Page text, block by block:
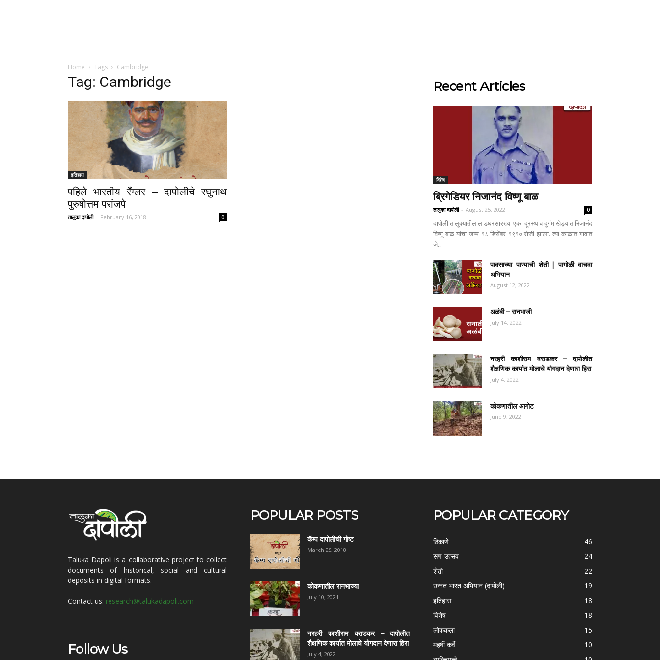
Home Tags Cambridge
Tag: Cambridge
इतिहास
पहिले भारतीय रँग्लर – दापोलीचे रघुनाथ
पुरुषोत्तम परांजपे
तालुका दापोली - February 16, 2018 0
Recent Articles
विशेष
ब्रिगेडियर निजानंद विष्णू बाळ
तालुका दापोली - August 25, 2022 0
दापोली तालुक्यातील लाडघरसारख्या एका दूरस्थ व दुर्गम खेड्यात निजानंद
विष्णू बाळ यांचा जन्म १८ डिसेंबर १९१० रोजी झाला. त्या काळात गावात
जे...
पावसाच्या पाण्याची शेती | पागोळी वाचवा
अभियान
August 12, 2022
अळंबी – रानभाजी
July 14, 2022
नरहरी काशीराम वराडकर – दापोलीत
शैक्षणिक कार्यात मोलाचे योगदान देणारा हिरा
July 4, 2022
कोकणातील आगोट
June 9, 2022
Taluka Dapoli is a collaborative project to collect
documents of historical, social and cultural
deposits in digital formats.
Contact us: research@talukadapoli.com
Follow Us
POPULAR POSTS
कॅम्प दापोलीची गोष्ट
March 25, 2018
कोकणातील रानभाज्या
July 10, 2021
नरहरी काशीराम वराडकर – दापोलीत
शैक्षणिक कार्यात मोलाचे योगदान देणारा हिरा
July 4, 2022
POPULAR CATEGORY
ठिकाणे
46
सण-उत्सव
24
शेती
22
उन्नत भारत अभियान (दापोली)
19
इतिहास
18
विशेष
18
लोककला
15
महर्षी कर्वे
10